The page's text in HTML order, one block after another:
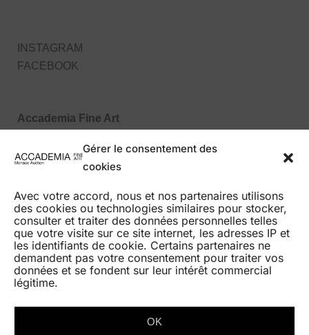
Gérer le consentement des
cookies
Avec votre accord, nous et nos partenaires utilisons
des cookies ou technologies similaires pour stocker,
consulter et traiter des données personnelles telles
que votre visite sur ce site internet, les adresses IP et
les identifiants de cookie. Certains partenaires ne
demandent pas votre consentement pour traiter vos
données et se fondent sur leur intérêt commercial
légitime.
OK
INSTAGRAM
FACEBOOK
Accademia Fine Art
98000 Monaco MC
Tel : +377 99 99 86 70
HOME
BEST RESULTS